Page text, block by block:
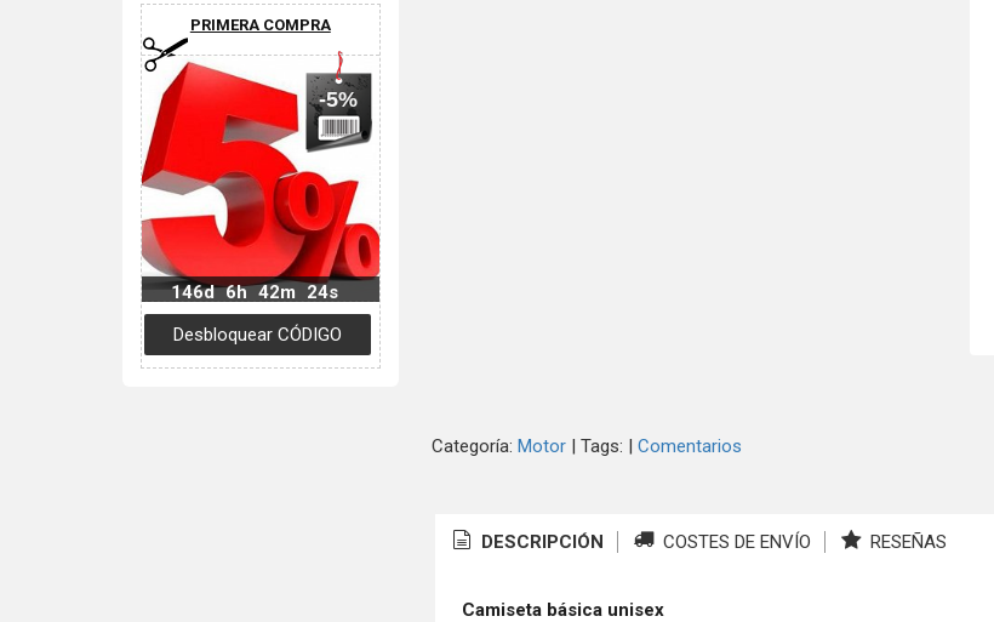
PRIMERA COMPRA
-5%
146d 6h 42m 23s
Categoría: Motor| Tags: | Comentarios
DESCRIPCIÓN COSTES DE ENVÍO RESEÑAS
Camiseta básica unisex